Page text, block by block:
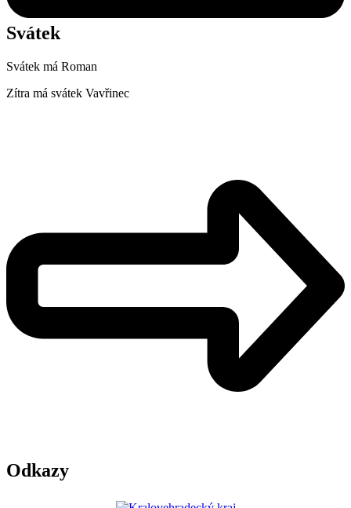
Svátek
Svátek má Roman
Zítra má svátek Vavřinec
Odkazy